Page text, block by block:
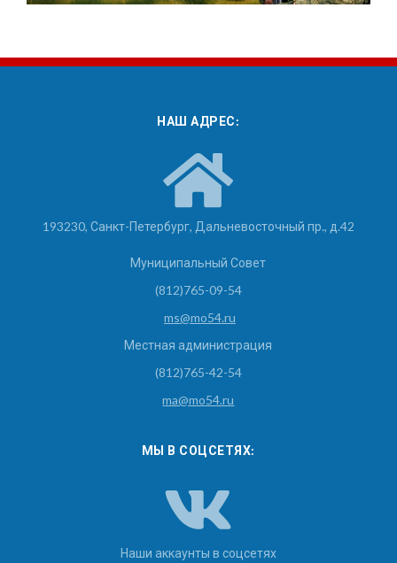
НАШ АДРЕС:
193230, Санкт-Петербург, Дальневосточный пр., д.42
Муниципальный Совет
(812)765-09-54
ms@mo54.ru
Местная администрация
(812)765-42-54
ma@mo54.ru
МЫ В СОЦСЕТЯХ:
Наши аккаунты в соцсетях